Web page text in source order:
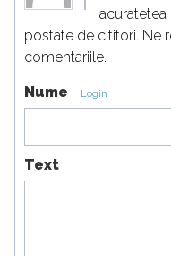
postate de cititori. Ne
comentariile.
Nume Login
Text